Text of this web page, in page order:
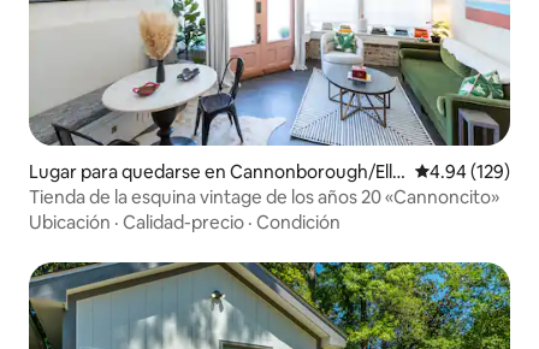
Lugar para quedarse en Cannonborough/Elli
ottborough
Calificación
4.94 (129)
Tienda de la esquina vintage de los años 20 «Cannoncito»
Ubicación · Calidad-precio · Condición